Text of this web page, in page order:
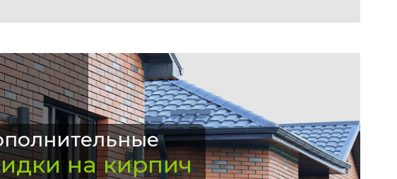
на кирпич